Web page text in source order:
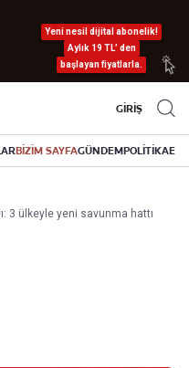
Yeni nesil dijital abonelik!
Aylık 19 TL’ den
başlayan fiyatlarla.
GİRİŞ
BİZİM SAYFAGÜNDEMPOLİTİKA
3 ülkeyle yeni savunma hattı